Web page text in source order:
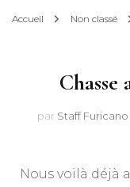
Accueil Non classé
par Staff Furicano
Nous voilà déjà